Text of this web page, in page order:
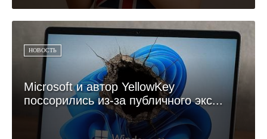
НОВОСТЬ
Microsoft и автор YellowKey
поссорились из-за публичного экс...